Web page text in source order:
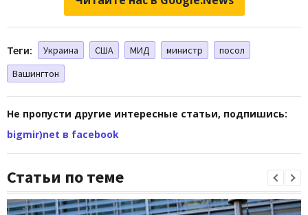
Теги: Украина США МИД министр
посол
Вашингтон
Не пропусти другие интересные статьи, подпишись:
bigmir)net в facebook
Статьи по теме